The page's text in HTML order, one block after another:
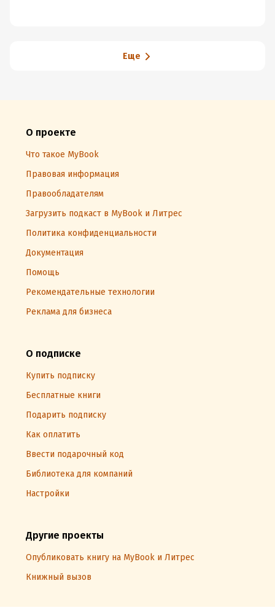
Еще
О проекте
Что такое MyBook
Правовая информация
Правообладателям
Загрузить подкаст в MyBook и Литрес
Политика конфиденциальности
Документация
Помощь
Рекомендательные технологии
Реклама для бизнеса
О подписке
Купить подписку
Бесплатные книги
Подарить подписку
Как оплатить
Ввести подарочный код
Библиотека для компаний
Настройки
Другие проекты
Опубликовать книгу на MyBook и Литрес
Книжный вызов